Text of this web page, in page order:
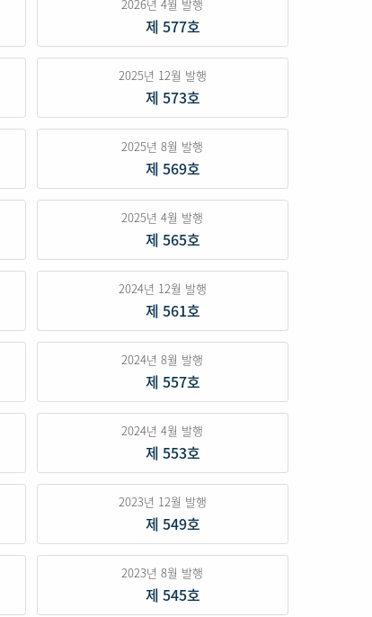
2026년 4월 발행
제 577호
2025년 12월 발행
제 573호
2025년 8월 발행
제 569호
2025년 4월 발행
제 565호
2024년 12월 발행
제 561호
2024년 8월 발행
제 557호
2024년 4월 발행
제 553호
2023년 12월 발행
제 549호
2023년 8월 발행
제 545호